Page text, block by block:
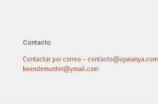
Contacto
Contactar por correo – contacto@uywanya.com
koendemunter@ymail.com